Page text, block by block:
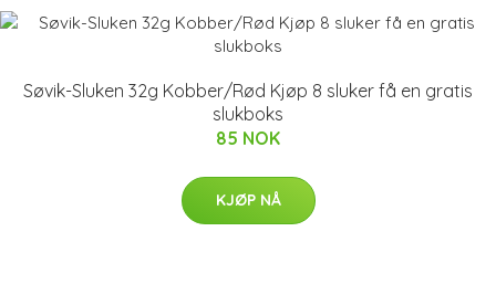
Søvik-Sluken 32g Kobber/Rød Kjøp 8 sluker få en gratis
slukboks
85 NOK
KJØP NÅ